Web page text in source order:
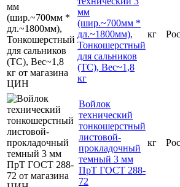
мм
(шир.~700мм *
дл.~1800мм),
Тонкошерстный
для сальников
(ТС), Вес~1,8
кг
кг
Войлок
технический
тонкошерстный
листовой-
прокладочный
темный 3 мм
ПрТ ГОСТ 288-
72
кг